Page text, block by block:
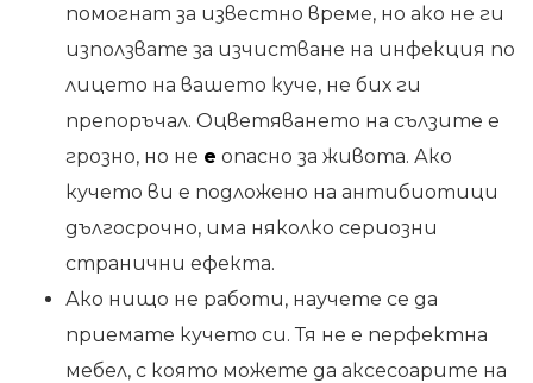
помогнат за известно време, но ако не ги
използвате за изчистване на инфекция по
лицето на вашето куче, не бих ги
препоръчал. Оцветяването на сълзите е
грозно, но не е опасно за живота. Ако
кучето ви е подложено на антибиотици
дългосрочно, има няколко сериозни
странични ефекта.
Ако нищо не работи, научете се да
приемате кучето си. Тя не е перфектна
мебел, с която можете да аксесоарите на